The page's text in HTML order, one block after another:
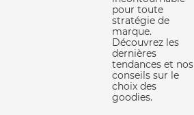
pour toute
stratégie de
marque.
Découvrez les
dernières
tendances et nos
conseils sur le
choix des
goodies.